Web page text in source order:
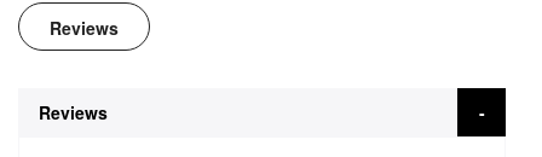
Reviews
Reviews